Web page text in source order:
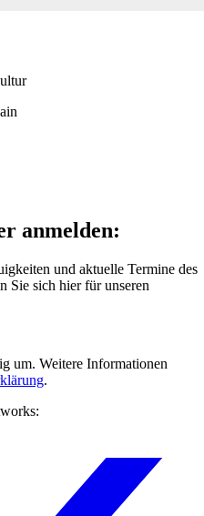
anmelden:
und aktuelle Termine des
Sie sich hier für unseren
um. Weitere Informationen
.